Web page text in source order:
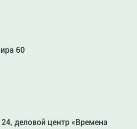
60
деловой центр «Времена